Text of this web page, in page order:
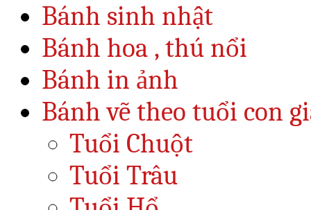
Bánh sinh nhật
Bánh hoa , thú nổi
Bánh in ảnh
Bánh vẽ theo tuổi con
Tuổi Chuột
Tuổi Trâu